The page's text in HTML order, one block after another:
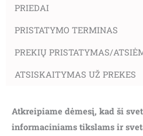
PRIEDAI
PRISTATYMO TERMINAS
PREKIŲ PRISTATYMAS/
ATSISKAITYMAS UŽ PREKES
Atkreipiame dėmesį, kad ši
informaciniams tikslams ir